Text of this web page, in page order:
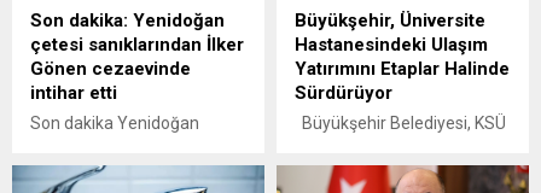
bir toplumun geleceğini de
şekillendirir. Kucağında ninni
söylerken büyüttüğü her
çocuğu annenin kalbinde
taşıdığı umudun bir
aslında annelerin
Başkan Buluntu, bu
temaslarında özellikle
mücbir sebep halinin
uzatılması talebini gündeme
getirdi. Bölgenin kalkınması
çalışmalarına hız kesmeden
Son dakika: Yenidoğan
çetesi sanıklarından İlker
Gönen cezaevinde
intihar etti
Son dakika Yenidoğan
Gönen cezaevinde intihar
Büyükşehir, Üniversite
Hastanesindeki Ulaşım
Yatırımını Etaplar Halinde
Sürdürüyor
Büyükşehir Belediyesi, KSÜ
sağlayan arterlerde ve